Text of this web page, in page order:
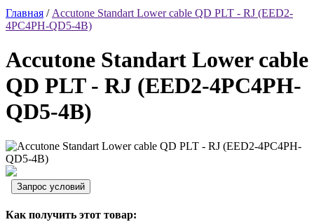
Главная / Accutone Standart Lower cable QD PLT - RJ (EED2-
4PC4PH-QD5-4B)
Accutone Standart Lower cable
QD PLT - RJ (EED2-4PC4PH-
QD5-4B)
Как получить этот товар: